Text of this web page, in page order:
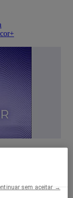
ano
sem aceitar →